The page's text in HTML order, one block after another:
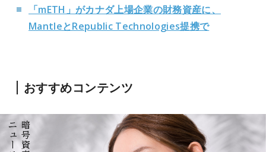
「mETH」がカナダ上場企業の財務資産に、
MantleとRepublic Technologies提携で
おすすめコンテンツ